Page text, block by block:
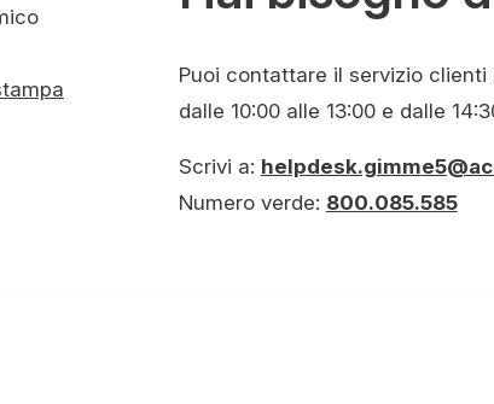
Puoi contattare il servizio clienti
dalle 10:00 alle 13:00 e dalle
Scrivi a:
Numero verde: 800.085.585